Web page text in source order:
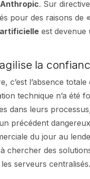
Anthropic. Sur
pour des raisons de
est devenue
la
c’est l’absence
technique n’a été
dans leurs
précédent
du jour au
chercher des
serveurs centralisés.